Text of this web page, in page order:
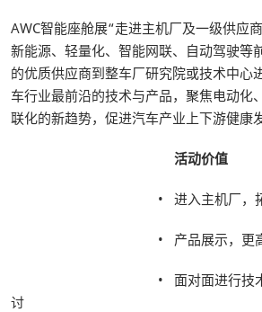
AWC智能座舱展“走进主机厂及一级供应
新能源、轻量化、智能网联、自动驾驶等
的优质供应商到整车厂研究院或技术中心
车行业最前沿的技术与产品，聚焦电动化
联化的新趋势，促进汽车产业上下游健康
活动价值
• 进入主机厂，拓展更
• 产品展示，更高效
• 面对面进行技术分析
讨